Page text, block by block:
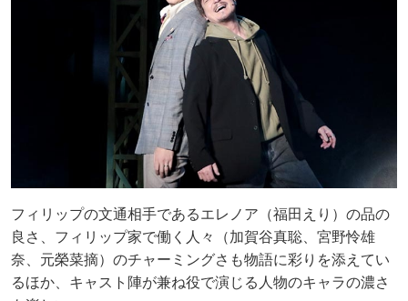
フィリップの文通相手であるエレノア（福田えり）の品の
良さ、フィリップ家で働く人々（加賀谷真聡、宮野怜雄
奈、元榮菜摘）のチャーミングさも物語に彩りを添えてい
るほか、キャスト陣が兼ね役で演じる人物のキャラの濃さ